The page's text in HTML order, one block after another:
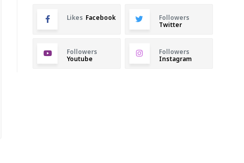
Likes Facebook
Followers
Twitter
Followers
Youtube
Followers
Instagram